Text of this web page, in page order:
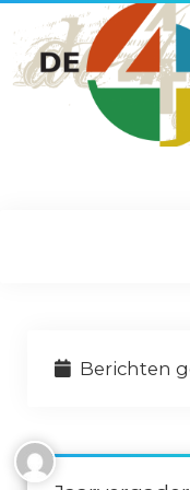
Kieke Noa Vreuger
Webshop
Berichten